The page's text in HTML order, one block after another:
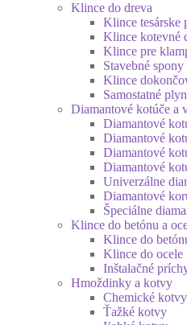
Klince do dreva
Klince tesárske
Klince kotevné
Klince pre
Stavebné
Klince
Samostatné
Diamantové kotúče a
Diamantové
Diamantové
Diamantové
Diamantové
Univerzálne
Diamantové
Špeciálne
Klince do betónu a
Klince do
Klince do ocele
Inštalačné
Hmoždinky a kotvy
Chemické kotvy
Ťažké kotvy